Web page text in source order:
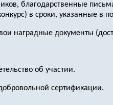
благодарственные
в сроки, указанные в
наградные документы
об участии.
сертификации.